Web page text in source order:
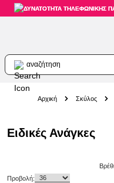
ΔΥΝΑΤΟΤΗΤΑ ΤΗΛΕΦΩΝΙΚΗΣ
Skip to Content
αναζήτηση
Αρχική Σκύλος
Skip to product list
Ειδικές Ανάγκες
Προβολή: